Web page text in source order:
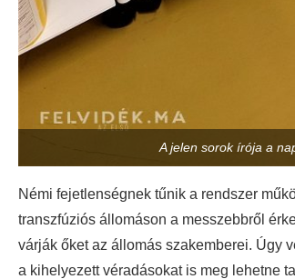
A jelen sorok írója a
Némi fejetlenségnek tűnik a rendszer
transzfúziós állomáson a messzebbről
várják őket az állomás szakemberei. Úgy
a kihelyezett véradásokat is meg lehetne